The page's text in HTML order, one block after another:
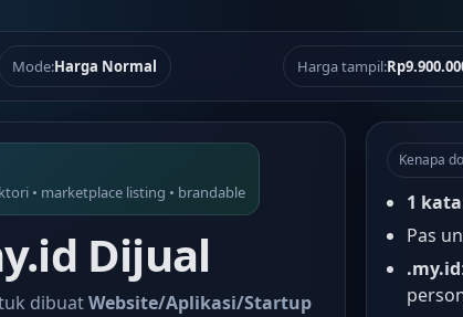
Mode:Harga Normal Harga tampil:
• marketplace listing • brandable
Dijual
dibuatWebsite/Aplikasi/Startup
Kenapa
1 kata
Pas
.my.id